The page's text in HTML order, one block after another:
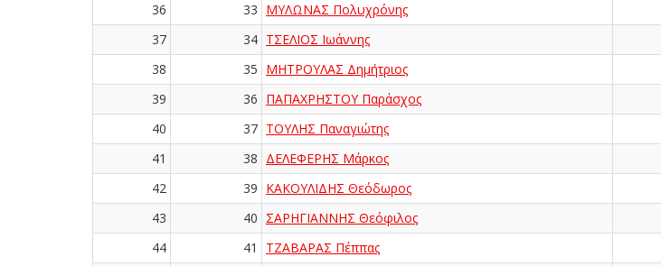
36
33 ΜΥΛΩΝΑΣ Πολυχρόνης
37
34 ΤΣΕΛΙΟΣ Ιωάννης
38
35 ΜΗΤΡΟΥΛΑΣ Δημήτριος
39
36 ΠΑΠΑΧΡΗΣΤΟΥ Παράσχος
40
37 ΤΟΥΛΗΣ Παναγιώτης
41
38 ΔΕΛΕΦΕΡΗΣ Μάρκος
42
39 ΚΑΚΟΥΛΙΔΗΣ Θεόδωρος
43
40 ΣΑΡΗΓΙΑΝΝΗΣ Θεόφιλος
44
41 ΤΖΑΒΑΡΑΣ Πέππας